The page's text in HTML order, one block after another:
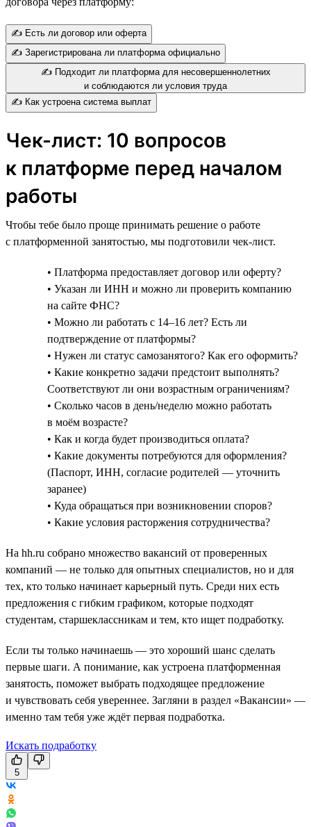
✍️ Есть ли договор или оферта
✍️ Зарегистрирована ли платформа официально
✍️ Подходит ли платформа для несовершеннолетних
и соблюдаются ли условия труда
✍️ Как устроена система выплат
Чек-лист: 10 вопросов
к платформе перед началом
работы
Чтобы тебе было проще принимать решение о работе
с платформенной занятостью, мы подготовили чек-лист.
• Платформа предоставляет договор или оферту?
• Указан ли ИНН и можно ли проверить компанию
на сайте ФНС?
• Можно ли работать с 14–16 лет? Есть ли
подтверждение от платформы?
• Нужен ли статус самозанятого? Как его оформить?
• Какие конкретно задачи предстоит выполнять?
Соответствуют ли они возрастным ограничениям?
• Сколько часов в день/неделю можно работать
в моём возрасте?
• Как и когда будет производиться оплата?
• Какие документы потребуются для оформления?
(Паспорт, ИНН, согласие родителей — уточнить
заранее)
• Куда обращаться при возникновении споров?
• Какие условия расторжения сотрудничества?
На hh.ru собрано множество вакансий от проверенных
компаний — не только для опытных специалистов, но и для
тех, кто только начинает карьерный путь. Среди них есть
предложения с гибким графиком, которые подходят
студентам, старшеклассникам и тем, кто ищет подработку.
Если ты только начинаешь — это хороший шанс сделать
первые шаги. А понимание, как устроена платформенная
занятость, поможет выбрать подходящее предложение
и чувствовать себя увереннее. Загляни в раздел «Вакансии» —
именно там тебя уже ждёт первая подработка.
Искать подработку
5